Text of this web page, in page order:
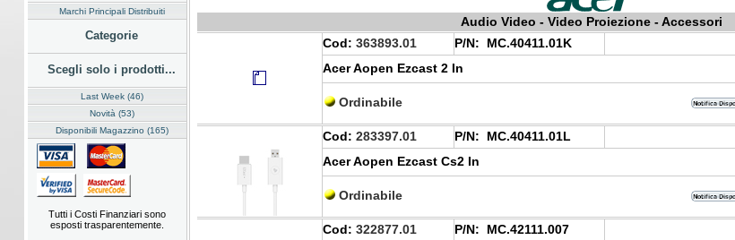
Marchi Principali Distribuiti
Categorie
Scegli solo i prodotti...
Last Week (46)
Novità (53)
Disponibili Magazzino (165)
Tutti i Costi Finanziari sono
esposti trasparentemente.
Audio Video - Video Proiezione - Accessori
Cod: 363893.01 P/N: MC.40411.01K
Acer Aopen Ezcast 2 In
Ordinabile
Cod: 283397.01 P/N: MC.40411.01L
Acer Aopen Ezcast Cs2 In
Ordinabile
Cod: 322877.01 P/N: MC.42111.007